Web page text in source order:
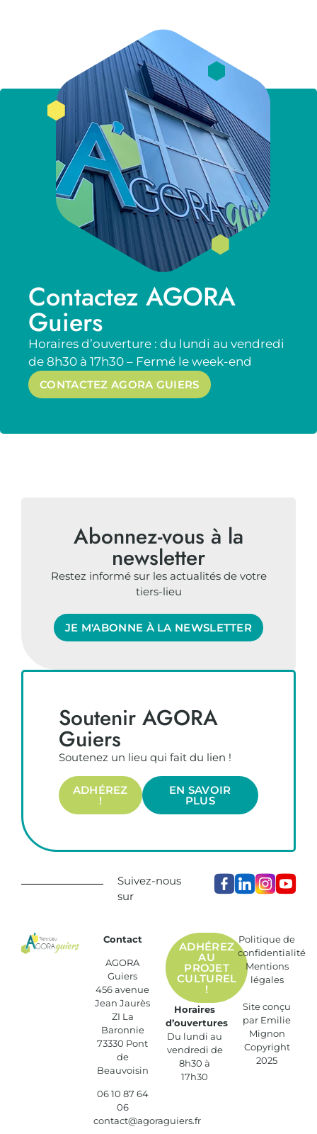
Contactez AGORA
Guiers
Horaires d’ouverture : du lundi au vendredi
de 8h30 à 17h30 – Fermé le week-end
CONTACTEZ AGORA GUIERS
Abonnez-vous à la
newsletter
Restez informé sur les actualités de votre
tiers-lieu
JE M'ABONNE À LA NEWSLETTER
Soutenir AGORA
Guiers
Soutenez un lieu qui fait du lien !
ADHÉREZ
!
EN SAVOIR
PLUS
Suivez-nous
sur
Contact
AGORA
Guiers
456 avenue
Jean Jaurès
ZI La
Baronnie
73330 Pont
de
Beauvoisin
06 10 87 64
06
contact@agoraguiers.fr
ADHÉREZ
AU
PROJET
CULTUREL
!
Horaires
d’ouvertures
Du lundi au
vendredi de
8h30 à
17h30
Politique de
confidentialité
Mentions
légales
Site conçu
par Emilie
Mignon
Copyright
2025